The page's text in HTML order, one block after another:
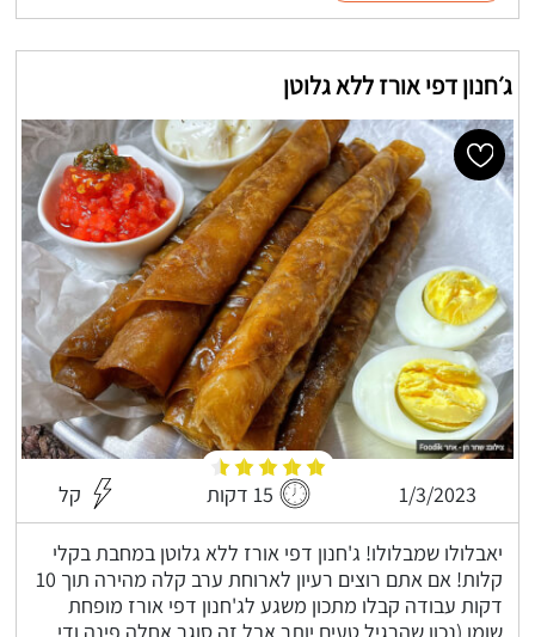
ג׳חנון דפי אורז ללא גלוטן
1/3/2023 15 דקות קל
יאבלולו שמבלולו! ג'חנון דפי אורז ללא גלוטן במחבת בקלי
קלות! אם אתם רוצים רעיון לארוחת ערב קלה מהירה תוך 10
דקות עבודה קבלו מתכון משגע לג'חנון דפי אורז מופחת
שומן (נכון שהרגיל טעים יותר אבל זה סוגר אחלה פינה ודי